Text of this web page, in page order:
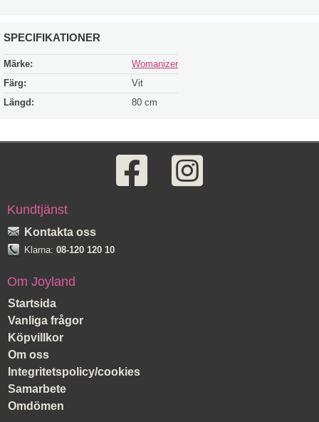
SPECIFIKATIONER
Märke:
Womanizer
Färg:
Vit
Längd:
80 cm
Kundtjänst
Kontakta oss
Klarna: 08-120 120 10
Om Joyland
Startsida
Vanliga frågor
Köpvillkor
Om oss
Integritetspolicy/cookies
Samarbete
Omdömen